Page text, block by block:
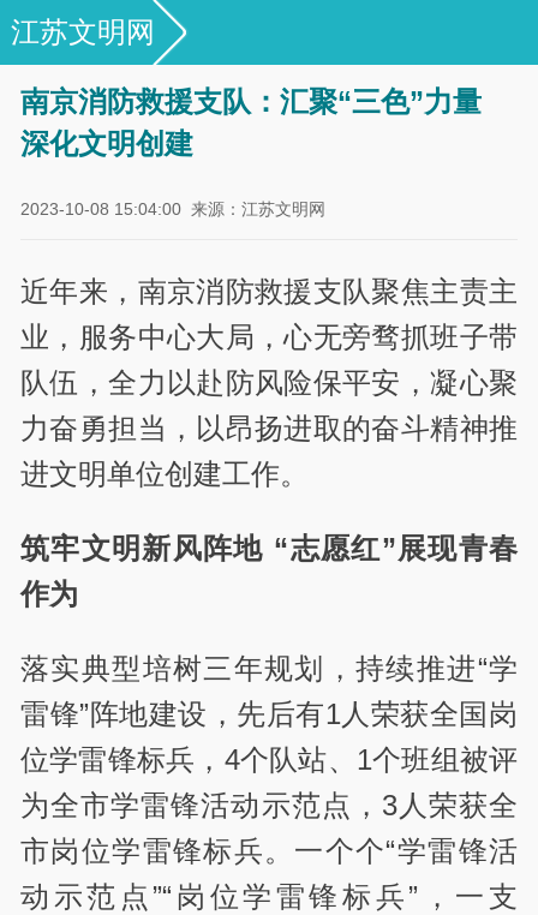
江苏文明网
专栏|江苏省文明单位风采展示
南京消防救援支队：汇聚“三色”力量
深化文明创建
2023-10-08 15:04:00 来源：江苏文明网
近年来，南京消防救援支队聚焦主责主
业，服务中心大局，心无旁骛抓班子带
队伍，全力以赴防风险保平安，凝心聚
力奋勇担当，以昂扬进取的奋斗精神推
进文明单位创建工作。
筑牢文明新风阵地 “志愿红”展现青春
作为
落实典型培树三年规划，持续推进“学
雷锋”阵地建设，先后有1人荣获全国岗
位学雷锋标兵，4个队站、1个班组被评
为全市学雷锋活动示范点，3人荣获全
市岗位学雷锋标兵。一个个“学雷锋活
动示范点”“岗位学雷锋标兵”，一支